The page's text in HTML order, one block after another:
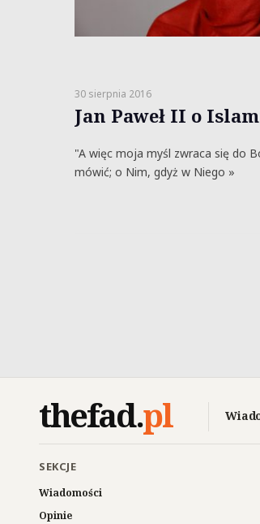
30 sierpnia 2016
Jan Paweł II o
"A więc moja myśl zwraca się do
mówić; o Nim, gdyż w Niego »
thefad.pl
SEKCJE
Wiadomości
Opinie